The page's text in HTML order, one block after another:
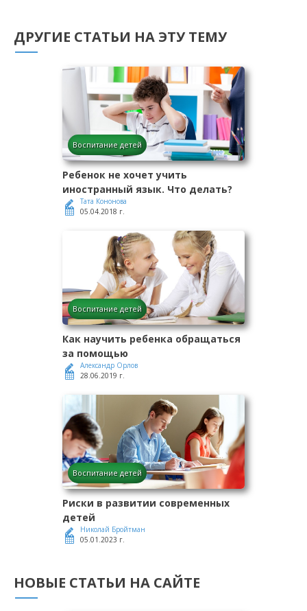
ДРУГИЕ СТАТЬИ НА ЭТУ ТЕМУ
Воспитание детей
Ребенок не хочет учить
иностранный язык. Что делать?
Тата Кононова
05.04.2018 г.
Воспитание детей
Как научить ребенка обращаться
за помощью
Александр Орлов
28.06.2019 г.
Воспитание детей
Риски в развитии современных
детей
Николай Бройтман
05.01.2023 г.
НОВЫЕ СТАТЬИ НА САЙТЕ